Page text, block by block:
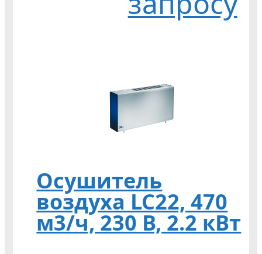
Осушитель
воздуха LC22, 470
м3/ч, 230 В, 2.2 кВт